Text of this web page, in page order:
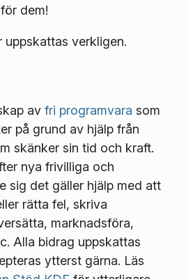
dem!
uppskattas verkligen.
av fri programvara som
på grund av hjälp från
skänker sin tid och kraft.
nya frivilliga och
sig det gäller hjälp med att
rätta fel, skriva
marknadsföra,
Alla bidrag uppskattas
ytterst gärna. Läs